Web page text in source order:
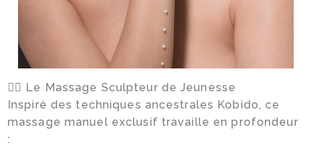
💆‍♀️ Le Massage Sculpteur de Jeunesse
Inspiré des techniques ancestrales Kobido, ce
massage manuel exclusif travaille en profondeur
: